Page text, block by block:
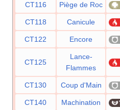
CT116 Piège de Roc
CT118 Canicule
CT122 Encore
CT125
Lance-
Flammes
CT130 Coup d'Main
CT140 Machination